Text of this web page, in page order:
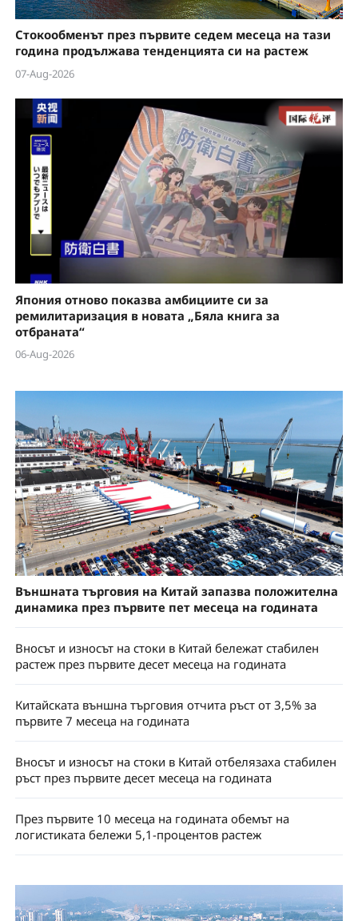
Стокообменът през първите седем месеца на тази
година продължава тенденцията си на растеж
07-Aug-2026
Япония отново показва амбициите си за
ремилитаризация в новата „Бяла книга за
отбраната“
06-Aug-2026
Външната търговия на Китай запазва положителна
динамика през първите пет месеца на годината
Вносът и износът на стоки в Китай бележат стабилен
растеж през първите десет месеца на годината
Китайската външна търговия отчита ръст от 3,5% за
първите 7 месеца на годината
Вносът и износът на стоки в Китай отбелязаха стабилен
ръст през първите десет месеца на годината
През първите 10 месеца на годината обемът на
логистиката бележи 5,1-процентов растеж